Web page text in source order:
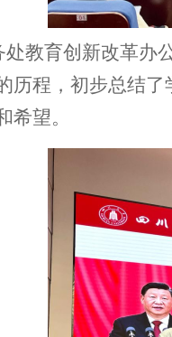
教育创新改革办
历程， 初步总结了
希望。